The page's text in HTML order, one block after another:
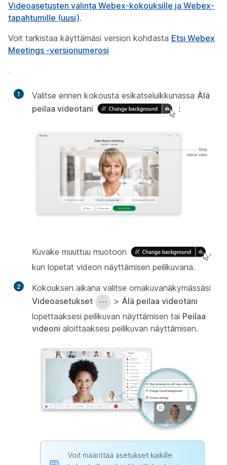
Videoasetusten valinta Webex-kokouksille ja Webex-
tapahtumille (uusi).
Voit tarkistaa käyttämäsi version kohdasta Etsi Webex
Meetings -versionumerosi
1 Valitse ennen kokousta esikatseluikkunassa Älä
peilaa videotani
:
Kuvake muuttuu muotoon
,
kun lopetat videon näyttämisen peilikuvana.
2
Kokouksen aikana valitse omakuvanäkymässäsi
Videoasetukset
> Älä peilaa videotani
lopettaaksesi peilikuvan näyttämisen tai Peilaa
videoni aloittaaksesi peilikuvan näyttämisen.
Voit määrittää asetukset kaikille